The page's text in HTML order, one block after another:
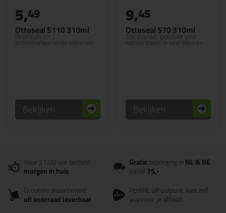
Ottoseal S110 310ml
Premium en
schimmelwerende siliconen
5,49
Bekijken
Ottoseal S70 310ml
Siliconenkit geschikt voor
natuursteen in veel kleuren
9,45
Bekijken
Voor 21:00 uur besteld
morgen in huis
Gratisbezorging inNL & BE
vanaf75,-
Grootste assortiment
uit voorraad leverbaar
PostNL afhaalpunt: kies zelf
wanneer je afhaalt